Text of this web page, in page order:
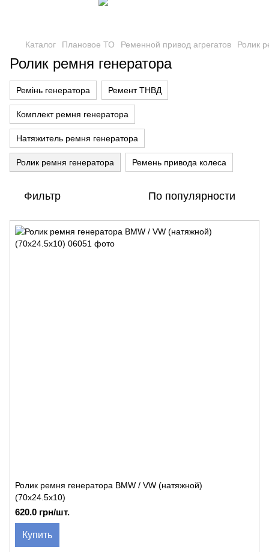
Каталог Плановое ТО Ременной привод агрегатов Ролик
Ролик ремня генератора
Ремінь генератора Ремент ТНВД
Комплект ремня генератора
Натяжитель ремня генератора
Ролик ремня генератора Ремень привода колеса
Фильтр По популярности
Ролик ремня генератора BMW / VW (натяжной)
(70x24.5х10)
620.0 грн/шт.
Купить